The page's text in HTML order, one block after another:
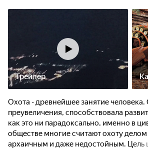
Трейлер
Охота - древнейшее занятие человека.
преувеличения, способствовала
как это ни парадоксально, именно в
обществе многие считают охоту
архаичным и даже недостойным. Цель